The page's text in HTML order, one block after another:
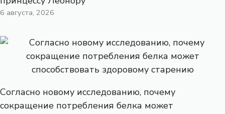
6 августа, 2026
Согласно новому исследованию, почему
сокращение потребления белка может